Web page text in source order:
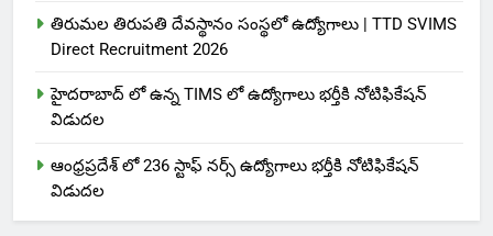
తిరుమల తిరుపతి దేవస్థానం సంస్థలో ఉద్యోగాలు | TTD SVIMS
Direct Recruitment 2026
హైదరాబాద్ లో ఉన్న TIMS లో ఉద్యోగాలు భర్తీకి నోటిఫికేషన్
విడుదల
ఆంధ్రప్రదేశ్ లో 236 స్టాఫ్ నర్స్ ఉద్యోగాలు భర్తీకి నోటిఫికేషన్
విడుదల